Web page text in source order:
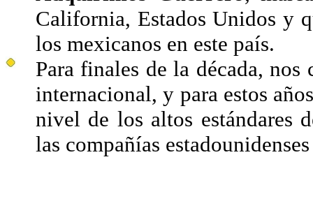
California, Estados Unidos y
los mexicanos en este país.
Para finales de la década,
internacional, y para estos
nivel de los altos estándares
las compañías